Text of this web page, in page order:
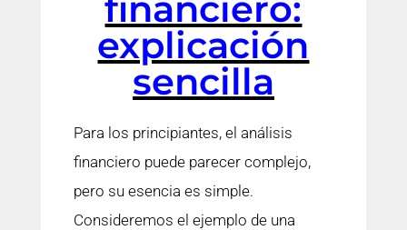
explicación
sencilla
Para los principiantes, el análisis
financiero puede parecer complejo,
pero su esencia es simple.
Consideremos el ejemplo de una